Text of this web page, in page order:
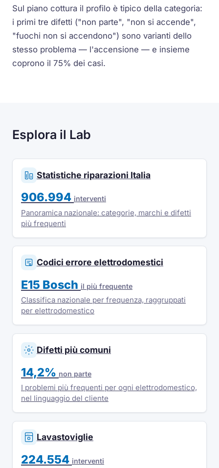
Sul piano cottura il profilo è tipico della categoria:
i primi tre difetti ("non parte", "non si accende",
"fuochi non si accendono") sono varianti dello
stesso problema — l'accensione — e insieme
coprono il 75% dei casi.
Esplora il Lab
Statistiche riparazioni Italia
906.994 interventi
Panoramica nazionale: categorie, marchi e difetti
più frequenti
Codici errore elettrodomestici
E15 Bosch il più frequente
Classifica nazionale per frequenza, raggruppati
per elettrodomestico
Difetti più comuni
14,2% non parte
I problemi più frequenti per ogni elettrodomestico,
nel linguaggio del cliente
Lavastoviglie
224.554 interventi